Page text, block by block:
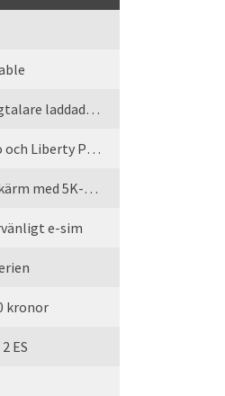
Google släpper ny Home-högtalare laddad med Gemini
Test: Soundcore Liberty 5 Pro och Liberty Pro Max
Alienware släpper 39-tums skärm med 5K-upplösning
e-sim
kronor
ES